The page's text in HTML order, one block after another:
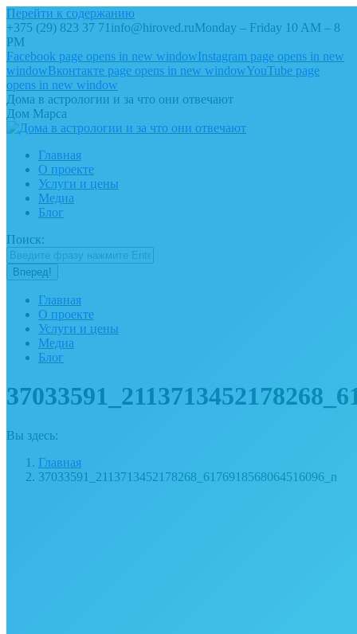
Перейти к содержанию
+375 (29) 823 37 71 info@hiroved.ruMonday – Friday 10 AM – 8
PM
Facebook page opens in new windowInstagram page opens in new
windowВконтакте page opens in new windowYouTube page
opens in new window
Дома в астрологии и за что они отвечают
Дом Марса
Главная
О проекте
Услуги и цены
Медиа
Блог
Поиск:
Главная
О проекте
Услуги и цены
Медиа
Блог
Вы здесь:
Главная
37033591_2113713452178268_6176918568064516096_n